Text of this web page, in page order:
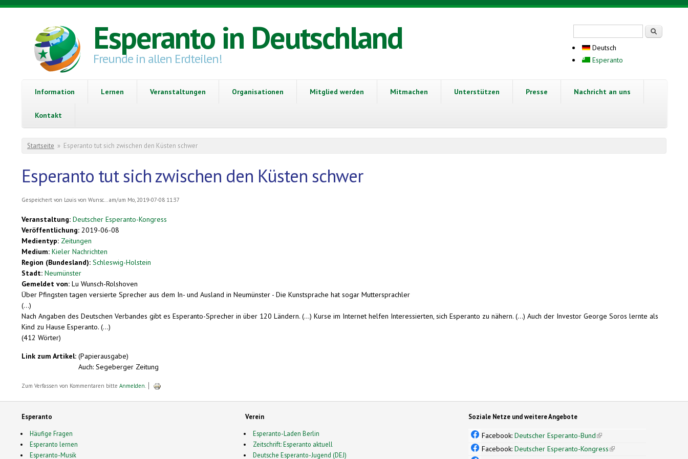
Direkt zum Inhalt
Esperanto in Deutschland
Freunde in allen Erdteilen!
Deutsch
Esperanto
Information Lernen Veranstaltungen Organisationen Mitglied werden Mitmachen Unterstützen Presse Nachricht an uns
Kontakt
Sie sind hier
Startseite » Esperanto tut sich zwischen den Küsten schwer
Esperanto tut sich zwischen den Küsten schwer
Gespeichert von Louis von Wunsc...am/um Mo, 2019-07-08 11:37
Veranstaltung: Deutscher Esperanto-Kongress
Veröffentlichung: 2019-06-08
Medientyp: Zeitungen
Medium: Kieler Nachrichten
Region (Bundesland): Schleswig-Holstein
Stadt: Neumünster
Gemeldet von: Lu Wunsch-Rolshoven
Über Pfingsten tagen versierte Sprecher aus dem In- und Ausland in Neumünster - Die Kunstsprache hat sogar Muttersprachler
(...)
Nach Angaben des Deutschen Verbandes gibt es Esperanto-Sprecher in über 120 Ländern. (...) Kurse im Internet helfen Interessierten, sich Esperanto zu nähern. (...) Auch der Investor George Soros lernte als
Kind zu Hause Esperanto. (...)
(412 Wörter)
Link zum Artikel: (Papierausgabe)
Auch: Segeberger Zeitung
Zum Verfassen von Kommentaren bitte Anmelden.
Esperanto
Häufige Fragen
Esperanto lernen
Esperanto-Musik
Verein
Esperanto-Laden Berlin
Zeitschrift: Esperanto aktuell
Deutsche Esperanto-Jugend (DEJ)
Soziale Netze und weitere Angebote
Facebook:Deutscher Esperanto-Bund(link is external)
Facebook:Deutscher Esperanto-Kongress(link is external)